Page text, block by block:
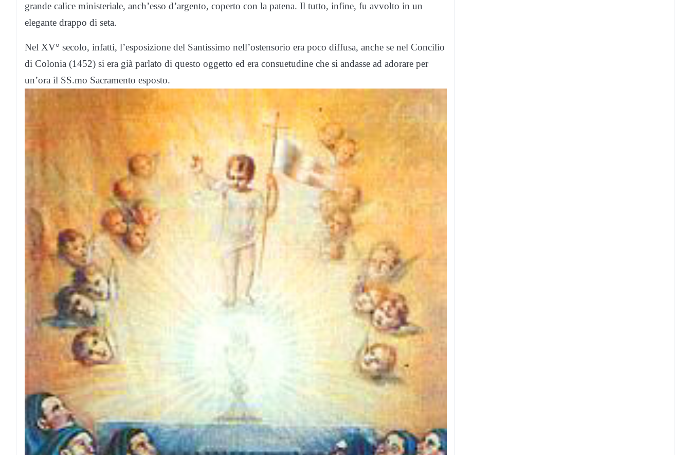
grande calice ministeriale, anch’esso d’argento, coperto con la patena. Il tutto, infine, fu avvolto in un
elegante drappo di seta.
Nel XV° secolo, infatti, l’esposizione del Santissimo nell’ostensorio era poco diffusa, anche se nel Concilio
di Colonia (1452) si era già parlato di questo oggetto ed era consuetudine che si andasse ad adorare per
un’ora il SS.mo Sacramento esposto.